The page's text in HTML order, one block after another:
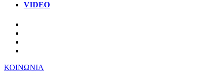
VIDEO
ΚΟΙΝΩΝΙΑ